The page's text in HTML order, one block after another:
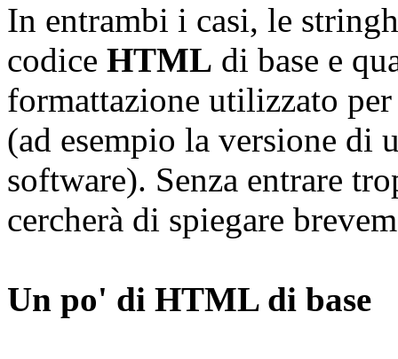
In entrambi i casi, le
codice HTML di base e
formattazione utilizzato
(ad esempio la versione di
software). Senza entrare
cercherà di spiegare
Un po' di HTML di base